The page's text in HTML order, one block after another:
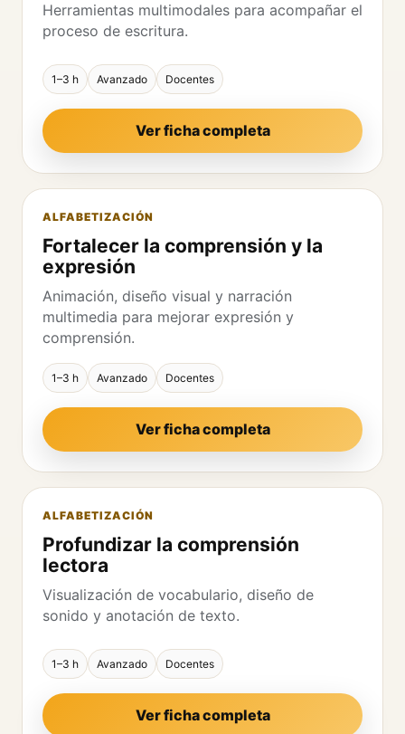
Herramientas multimodales para acompañar el
proceso de escritura.
1–3 h Avanzado Docentes
Ver ficha completa
ALFABETIZACIÓN
Fortalecer la comprensión y la
expresión
Animación, diseño visual y narración
multimedia para mejorar expresión y
comprensión.
1–3 h Avanzado Docentes
Ver ficha completa
ALFABETIZACIÓN
Profundizar la comprensión
lectora
Visualización de vocabulario, diseño de
sonido y anotación de texto.
1–3 h Avanzado Docentes
Ver ficha completa